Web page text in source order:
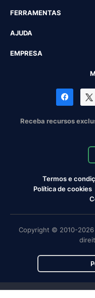
FERRAMENTAS
AJUDA
EMPRESA
Receba recursos
Termos e
Política de cookies
Copyright © 2010-2026